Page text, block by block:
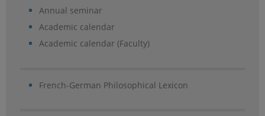
Annual seminar
Academic calendar
Academic calendar (Faculty)
French-German Philosophical Lexicon